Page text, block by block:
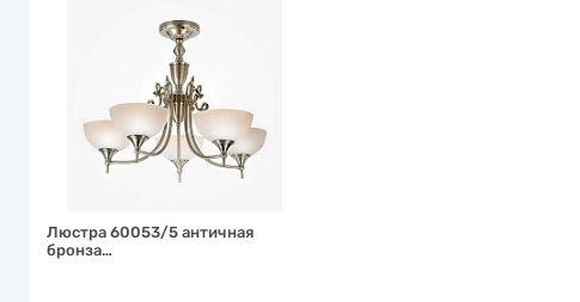
Люстра 60053/5 античная
бронза…